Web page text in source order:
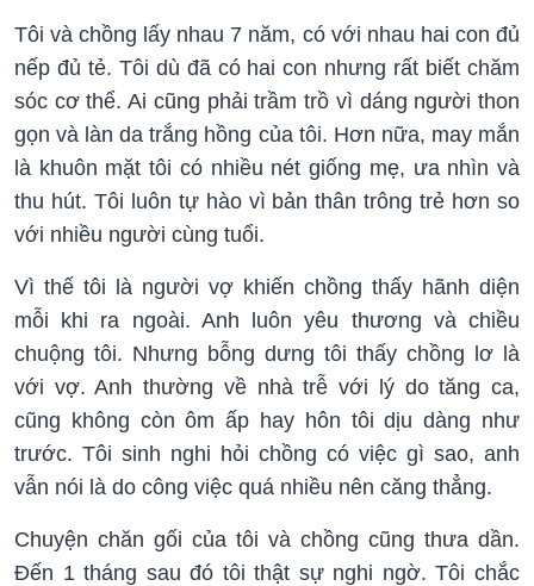
Tôi và chồng lấy nhau 7 năm, có với nhau hai con đủ
nếp đủ tẻ. Tôi dù đã có hai con nhưng rất biết chăm
sóc cơ thể. Ai cũng phải trầm trồ vì dáng người thon
gọn và làn da trắng hồng của tôi. Hơn nữa, may mắn
là khuôn mặt tôi có nhiều nét giống mẹ, ưa nhìn và
thu hút. Tôi luôn tự hào vì bản thân trông trẻ hơn so
với nhiều người cùng tuổi.
Vì thế tôi là người vợ khiến chồng thấy hãnh diện
mỗi khi ra ngoài. Anh luôn yêu thương và chiều
chuộng tôi. Nhưng bỗng dưng tôi thấy chồng lơ là
với vợ. Anh thường về nhà trễ với lý do tăng ca,
cũng không còn ôm ấp hay hôn tôi dịu dàng như
trước. Tôi sinh nghi hỏi chồng có việc gì sao, anh
vẫn nói là do công việc quá nhiều nên căng thẳng.
Chuyện chăn gối của tôi và chồng cũng thưa dần.
Đến 1 tháng sau đó tôi thật sự nghi ngờ. Tôi chắc